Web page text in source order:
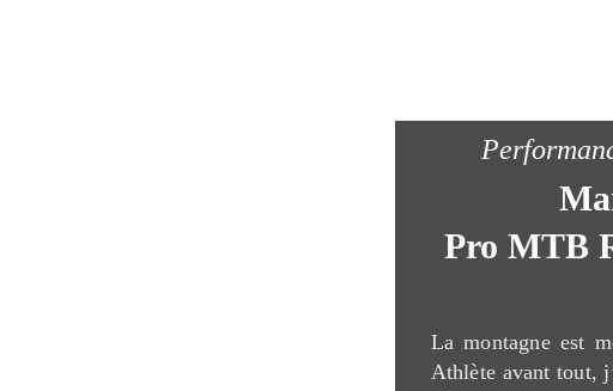
Pro MTB
La montagne est
Athlète avant tout,